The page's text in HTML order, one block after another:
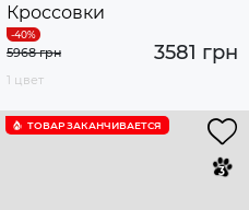
Кроссовки
3581 грн
5968 грн
1 цвет
ТОВАР ЗАКАНЧИВАЕТСЯ